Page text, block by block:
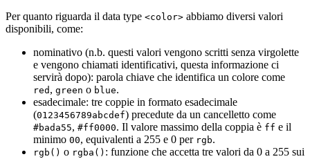
Per quanto riguarda il data type <color> abbiamo diversi valori
disponibili, come:
nominativo (n.b. questi valori vengono scritti senza virgolette
e vengono chiamati identificativi, questa informazione ci
servirà dopo): parola chiave che identifica un colore come
red , green o blue.
esadecimale: tre coppie in formato esadecimale
(0123456789abcdef) precedute da un cancelletto come
#bada55, #ff0000. Il valore massimo della coppia è ff e il
minimo 00, equivalenti a 255 e 0 per rgb.
rgb() o rgba() : funzione che accetta tre valori da 0 a 255 sui